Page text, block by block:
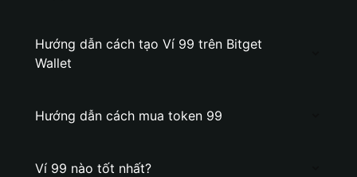
Hướng dẫn cách tạo Ví 99 trên Bitget
Wallet
Hướng dẫn cách mua token 99
Ví 99 nào tốt nhất?